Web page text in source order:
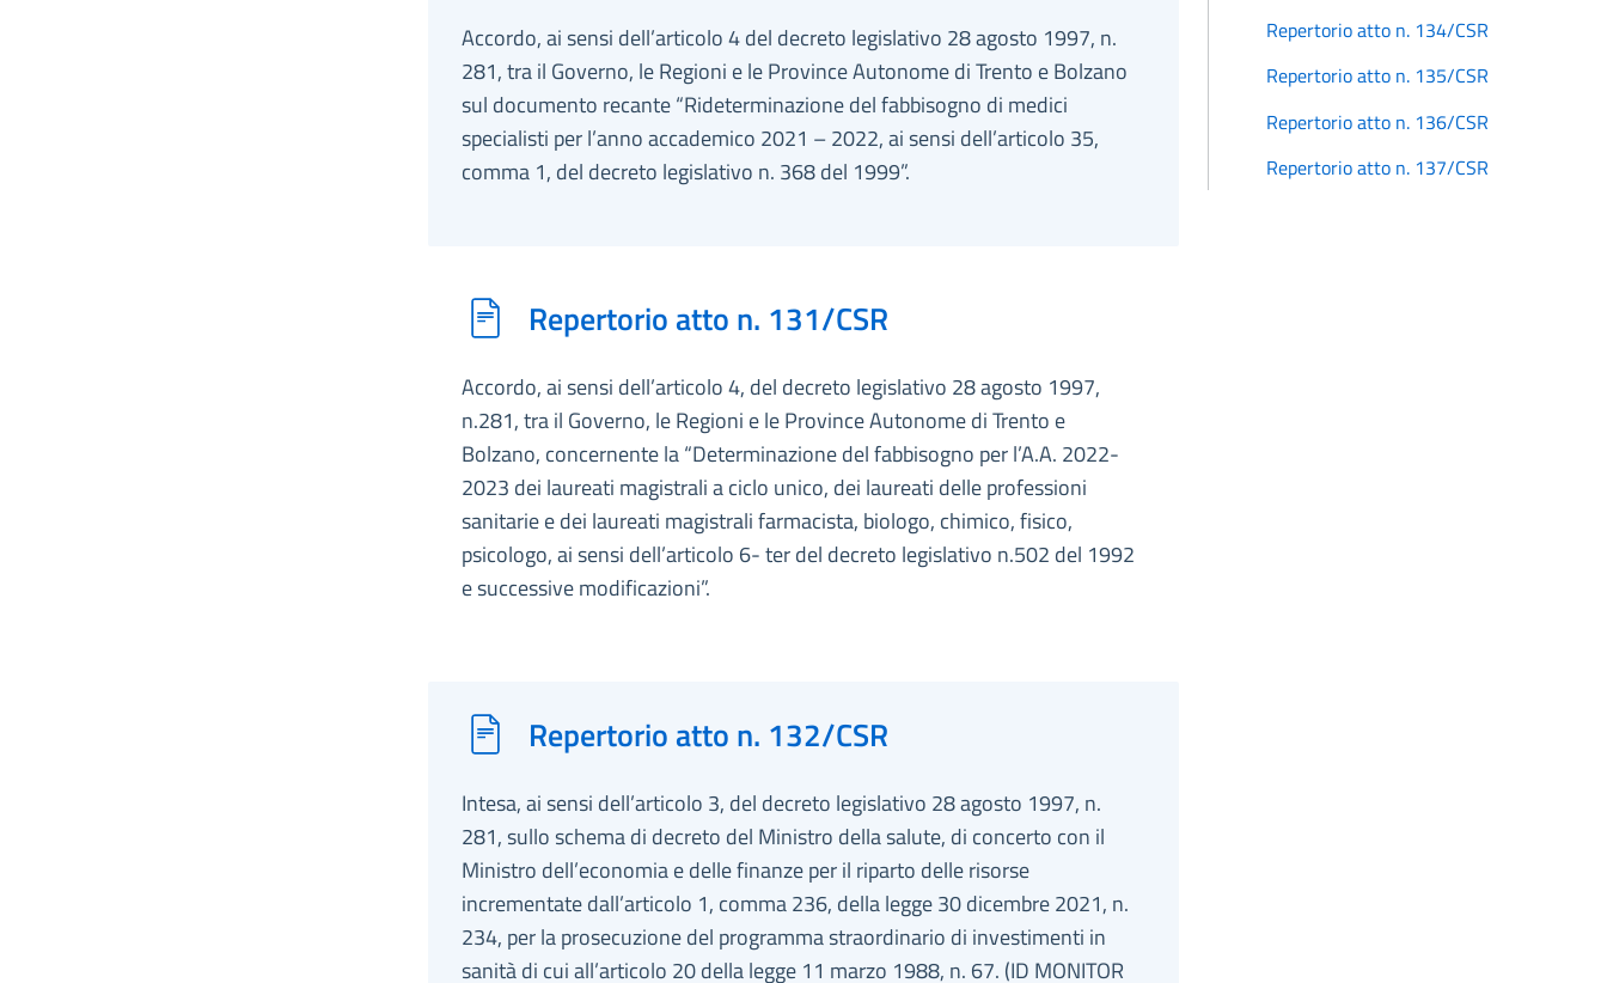
Accordo, ai sensi dell’articolo 4 del decreto legislativo 28 agosto 1997, n.
281, tra il Governo, le Regioni e le Province Autonome di Trento e Bolzano
sul documento recante “Rideterminazione del fabbisogno di medici
specialisti per l’anno accademico 2021 – 2022, ai sensi dell’articolo 35,
comma 1, del decreto legislativo n. 368 del 1999”.
Repertorio atto n. 131/CSR
Accordo, ai sensi dell’articolo 4, del decreto legislativo 28 agosto 1997,
n.281, tra il Governo, le Regioni e le Province Autonome di Trento e
Bolzano, concernente la “Determinazione del fabbisogno per l’A.A. 2022-
2023 dei laureati magistrali a ciclo unico, dei laureati delle professioni
sanitarie e dei laureati magistrali farmacista, biologo, chimico, fisico,
psicologo, ai sensi dell’articolo 6- ter del decreto legislativo n.502 del 1992
e successive modificazioni”.
Repertorio atto n. 132/CSR
Intesa, ai sensi dell’articolo 3, del decreto legislativo 28 agosto 1997, n.
281, sullo schema di decreto del Ministro della salute, di concerto con il
Ministro dell’economia e delle finanze per il riparto delle risorse
incrementate dall’articolo 1, comma 236, della legge 30 dicembre 2021, n.
234, per la prosecuzione del programma straordinario di investimenti in
sanità di cui all’articolo 20 della legge 11 marzo 1988, n. 67. (ID MONITOR
Repertorio atto n. 134/CSR
Repertorio atto n. 135/CSR
Repertorio atto n. 136/CSR
Repertorio atto n. 137/CSR